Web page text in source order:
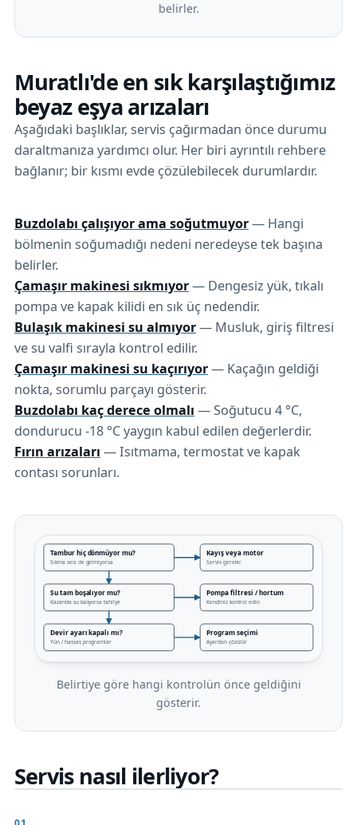
belirler.
Muratlı'de en sık karşılaştığımız
beyaz eşya arızaları
Aşağıdaki başlıklar, servis çağırmadan önce durumu
daraltmanıza yardımcı olur. Her biri ayrıntılı rehbere
bağlanır; bir kısmı evde çözülebilecek durumlardır.
Buzdolabı çalışıyor ama soğutmuyor— Hangi
bölmenin soğumadığı nedeni neredeyse tek başına
belirler.
Çamaşır makinesi sıkmıyor— Dengesiz yük, tıkalı
pompa ve kapak kilidi en sık üç nedendir.
Bulaşık makinesi su almıyor— Musluk, giriş filtresi
ve su valfi sırayla kontrol edilir.
Çamaşır makinesi su kaçırıyor— Kaçağın geldiği
nokta, sorumlu parçayı gösterir.
Buzdolabı kaç derece olmalı — Soğutucu 4 °C,
dondurucu -18 °C yaygın kabul edilen değerlerdir.
Fırın arızaları — Isıtmama, termostat ve kapak
contası sorunları.
Belirtiye göre hangi kontrolün önce geldiğini
gösterir.
Servis nasıl ilerliyor?